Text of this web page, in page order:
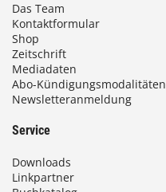
Das Team
Kontaktformular
Shop
Zeitschrift
Mediadaten
Abo-Kündigungsmodalitäten
Newsletteranmeldung
Service
Downloads
Linkpartner